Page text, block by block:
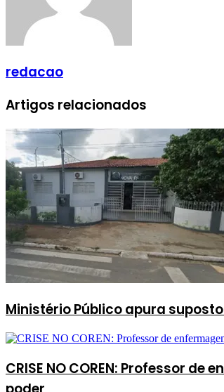
redacao
Artigos relacionados
Ministério Público apura
CRISE NO COREN: Professor